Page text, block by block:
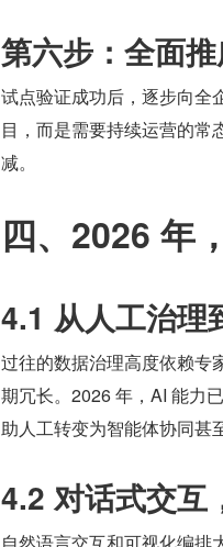
第六步：全面
试点验证成功后，逐步向
目，而是需要持续运营的常
减。
四、2026 年
4.1 从人工治理
过往的数据治理高度依赖专
期冗长。2026 年，AI 能力
助人工转变为智能体协同甚
4.2 对话式交互